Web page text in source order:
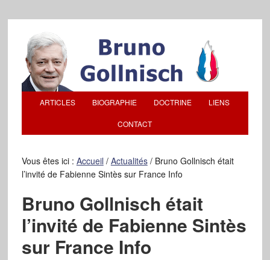
ARTICLES BIOGRAPHIE DOCTRINE LIENS
CONTACT
Vous êtes ici : Accueil / Actualités /Bruno Gollnisch était
l’invité de Fabienne Sintès sur France Info
Bruno Gollnisch était
l’invité de Fabienne Sintès
sur France Info